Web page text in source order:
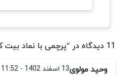
11 دیدگاه در “پرچمی با نماد بیت کوین در قله کوه اورست”
وحید مولوی13 اسفند 1402 - 11:52